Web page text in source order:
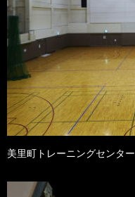
美里町トレーニングセンター